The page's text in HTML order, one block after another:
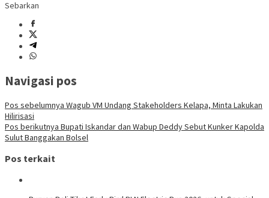
Sebarkan
Navigasi pos
Pos sebelumnya Wagub VM Undang Stakeholders Kelapa, Minta Lakukan
Hilirisasi
Pos berikutnya Bupati Iskandar dan Wabup Deddy Sebut Kunker Kapolda
Sulut Banggakan Bolsel
Pos terkait